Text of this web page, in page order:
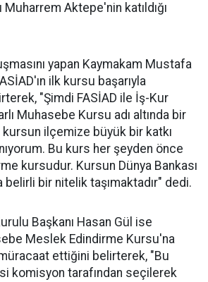
Muharrem Aktepe'nin katıldığı
yapan Kaymakam Mustafa
ilk kursu başarıyla
"Şimdi FASİAD ile İş-Kur
Muhasebe Kursu adı altında bir
kursun ilçemize büyük bir katkı
Bu kurs her şeyden önce
kursudur. Kursun Dünya Bankası
belirli bir nitelik taşımaktadır" dedi.
Başkanı Hasan Gül ise
Meslek Edindirme Kursu'na
ettiğini belirterek, "Bu
komisyon tarafından seçilerek